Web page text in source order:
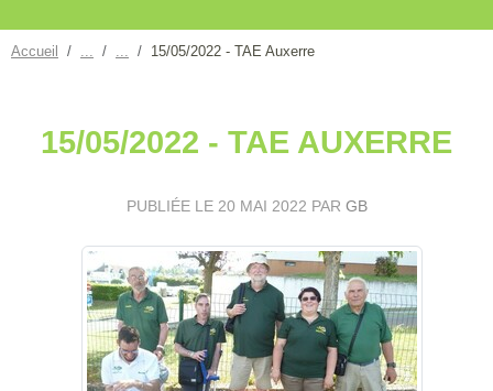
Accueil 15/05/2022 - TAE Auxerre
15/05/2022 - TAE AUXERRE
PUBLIÉE LE 20 MAI 2022 PAR GB